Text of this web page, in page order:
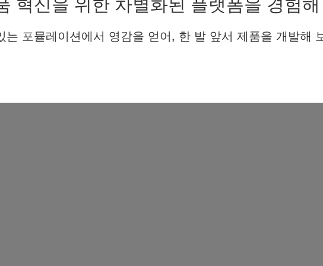
혁신을 위한 차별화된 플랫폼을 경험
는 포뮬레이션에서 영감을 얻어, 한 발 앞서 제품을 개발해